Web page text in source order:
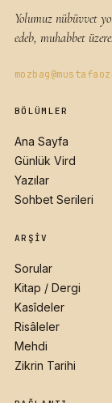
Yolumuz nübüvvet
edeb, muhabbet üzere.
BÖLÜMLER
Ana Sayfa
Günlük Vird
Yazılar
Sohbet Serileri
ARŞIV
Sorular
Kitap / Dergi
Kasîdeler
Risâleler
Mehdi
Zikrin Tarihi